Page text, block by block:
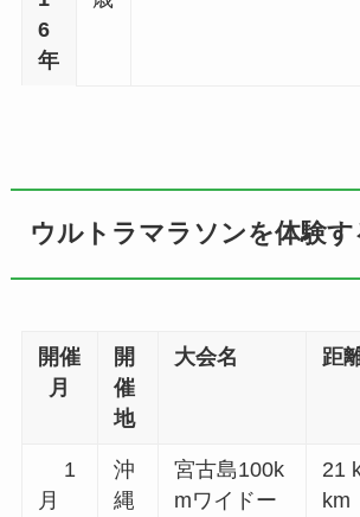
6
年
ウルトラマラソンを体験す
開催
月
開
催
地
大会名 距
1
月
沖
縄
宮古島100k
mワイドー
21
km